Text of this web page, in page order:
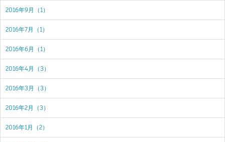
2016年9月（1）
2016年7月（1）
2016年6月（1）
2016年4月（3）
2016年3月（3）
2016年2月（3）
2016年1月（2）